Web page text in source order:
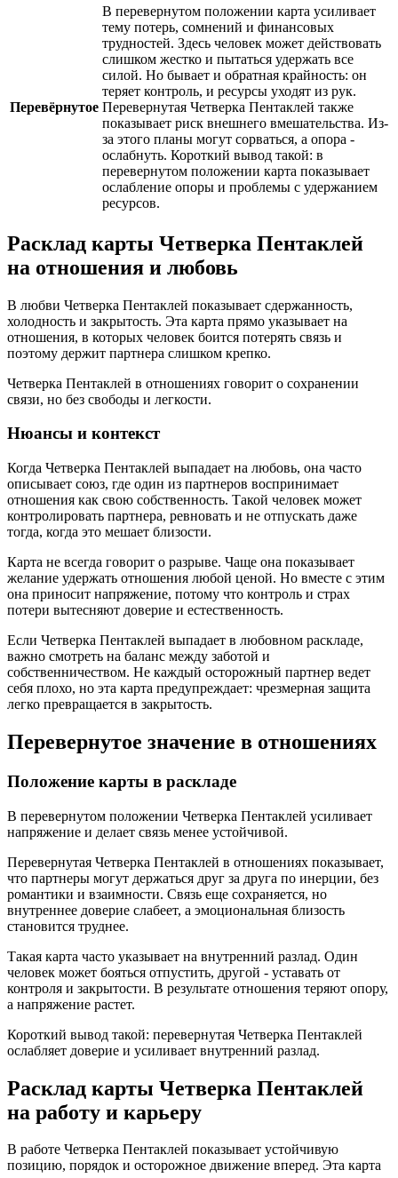
Перевёрнутое
В перевернутом положении карта усиливает
тему потерь, сомнений и финансовых
трудностей. Здесь человек может действовать
слишком жестко и пытаться удержать все
силой. Но бывает и обратная крайность: он
теряет контроль, и ресурсы уходят из рук.
Перевернутая Четверка Пентаклей также
показывает риск внешнего вмешательства. Из-
за этого планы могут сорваться, а опора -
ослабнуть. Короткий вывод такой: в
перевернутом положении карта показывает
ослабление опоры и проблемы с удержанием
ресурсов.
Расклад карты Четверка Пентаклей
на отношения и любовь
В любви Четверка Пентаклей показывает сдержанность,
холодность и закрытость. Эта карта прямо указывает на
отношения, в которых человек боится потерять связь и
поэтому держит партнера слишком крепко.
Четверка Пентаклей в отношениях говорит о сохранении
связи, но без свободы и легкости.
Нюансы и контекст
Когда Четверка Пентаклей выпадает на любовь, она часто
описывает союз, где один из партнеров воспринимает
отношения как свою собственность. Такой человек может
контролировать партнера, ревновать и не отпускать даже
тогда, когда это мешает близости.
Карта не всегда говорит о разрыве. Чаще она показывает
желание удержать отношения любой ценой. Но вместе с этим
она приносит напряжение, потому что контроль и страх
потери вытесняют доверие и естественность.
Если Четверка Пентаклей выпадает в любовном раскладе,
важно смотреть на баланс между заботой и
собственничеством. Не каждый осторожный партнер ведет
себя плохо, но эта карта предупреждает: чрезмерная защита
легко превращается в закрытость.
Перевернутое значение в отношениях
Положение карты в раскладе
В перевернутом положении Четверка Пентаклей усиливает
напряжение и делает связь менее устойчивой.
Перевернутая Четверка Пентаклей в отношениях показывает,
что партнеры могут держаться друг за друга по инерции, без
романтики и взаимности. Связь еще сохраняется, но
внутреннее доверие слабеет, а эмоциональная близость
становится труднее.
Такая карта часто указывает на внутренний разлад. Один
человек может бояться отпустить, другой - уставать от
контроля и закрытости. В результате отношения теряют опору,
а напряжение растет.
Короткий вывод такой: перевернутая Четверка Пентаклей
ослабляет доверие и усиливает внутренний разлад.
Расклад карты Четверка Пентаклей
на работу и карьеру
В работе Четверка Пентаклей показывает устойчивую
позицию, порядок и осторожное движение вперед. Эта карта